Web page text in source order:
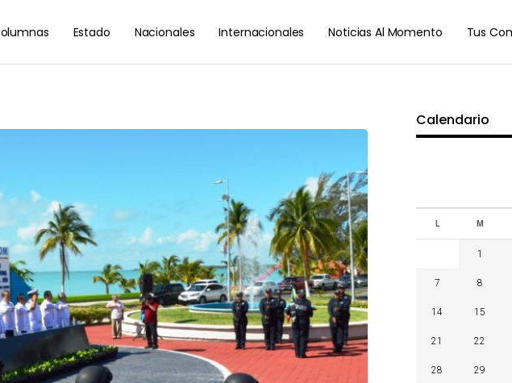
Estado Nacionales Internacionales Noticias Al Momento Tus
Calendario
L M
1
7 8
14 15
21 22
28 29